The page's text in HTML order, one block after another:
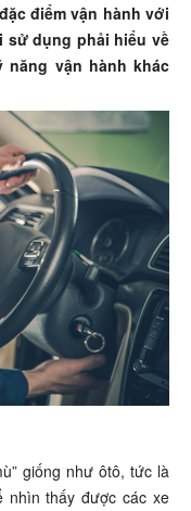
điểm vận hành với
sử dụng phải hiểu về
vận hành khác
giống như ôtô, tức là
nhìn thấy được các xe